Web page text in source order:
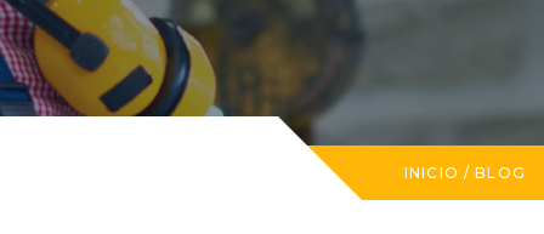
INICIO / BLOG